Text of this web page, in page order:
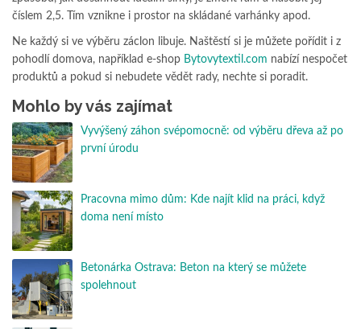
číslem 2,5. Tím vznikne i prostor na skládané varhánky apod.
Ne každý si ve výběru záclon libuje. Naštěstí si je můžete pořídit i z
pohodlí domova, například e-shop Bytovytextil.com nabízí nespočet
produktů a pokud si nebudete vědět rady, nechte si poradit.
Mohlo by vás zajímat
Vyvýšený záhon svépomocně: od výběru dřeva až po
první úrodu
Pracovna mimo dům: Kde najít klid na práci, když
doma není místo
Betonárka Ostrava: Beton na který se můžete
spolehnout